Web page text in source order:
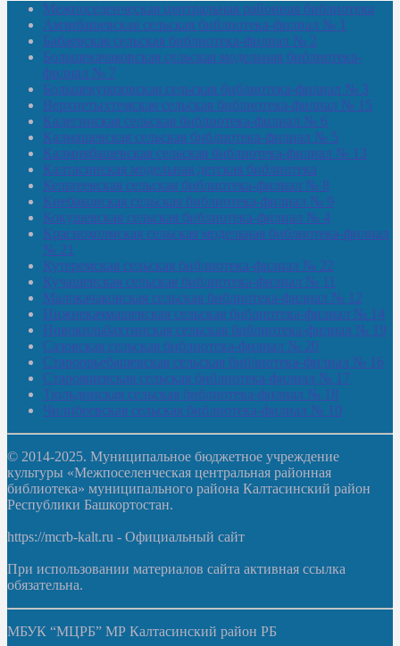
Межпоселенческая центральная районная библиотека
Амзибашевская сельская библиотека-филиал № 1
Бабаевская сельская библиотека-филиал № 2
Большекачаковская сельская модельная библиотека-
филиал № 7
Большекуразовская сельская библиотека-филиал № 3
Верхнетыхтемская сельская библиотека-филиал № 15
Калегинская сельская библиотека-филиал № 6
Калмашевская сельская библиотека-филиал № 5
Калмиябашевская сельская библиотека-филиал № 13
Калтасинская модельная детская библиотека
Кельтеевская сельская библиотека-филиал № 8
Киебаковская сельская библиотека-филиал № 9
Кокушевская сельская библиотека-филиал № 4
Краснохолмская сельская модельная библиотека-филиал
№ 21
Кутеремская сельская библиотека-филиал № 22
Кучашевская сельская библиотека-филиал № 11
Малокачаковская сельская библиотека-филиал № 12
Нижнекачмашевская сельская библиотека-филиал № 14
Новокильбахтинская сельская библиотека-филиал № 19
Сазовская сельская библиотека-филиал № 20
Староорьебашевская сельская библиотека-филиал № 16
Старояшевская сельская библиотека-филиал № 17
Тюльдинская сельская библиотека-филиал № 18
Чилибеевская сельская библиотека-филиал № 10
© 2014-2025. Муниципальное бюджетное учреждение
культуры «Межпоселенческая центральная районная
библиотека» муниципального района Калтасинский район
Республики Башкортостан.
https://mcrb-kalt.ru - Официальный сайт
При использовании материалов сайта активная ссылка
обязательна.
МБУК “МЦРБ” МР Калтасинский район РБ